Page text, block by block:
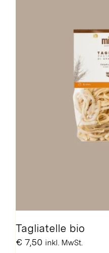
Tagliatelle bio
€ 7,50 inkl. MwSt.